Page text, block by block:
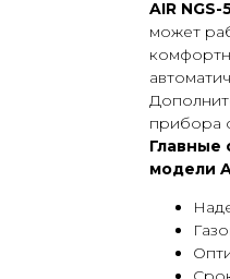
AIR
может
прибора
Главные
модели